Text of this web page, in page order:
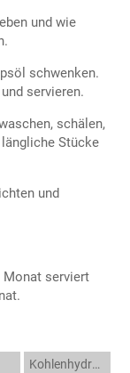
und wie
schwenken.
servieren.
schälen,
Stücke
und
Monat serviert
Kohlenhydrate